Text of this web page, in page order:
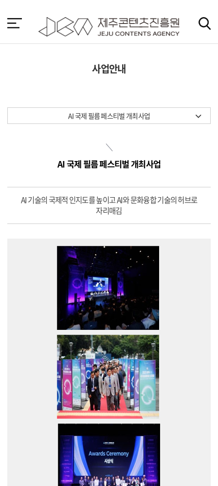
바
가
사업안내
AI 국제 필름 페스티벌 개최사업
AI 국제 필름 페스티벌 개최사업
AI 기술의 국제적 인지도를 높이고 AI와 문화융합 기술의 허브로
자리매김